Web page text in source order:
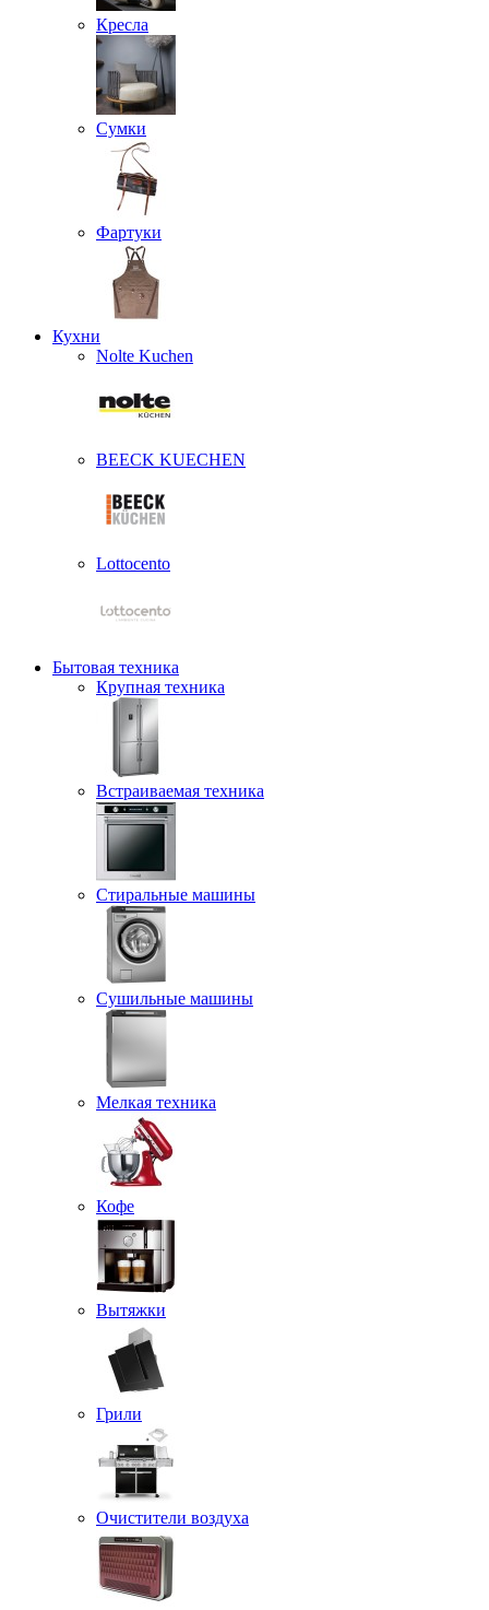
Кресла
Сумки
Фартуки
Кухни
Nolte Kuchen
BEECK KUECHEN
Lottocento
Бытовая техника
Крупная техника
Встраиваемая техника
Стиральные машины
Сушильные машины
Мелкая техника
Кофе
Вытяжки
Грили
Очистители воздуха